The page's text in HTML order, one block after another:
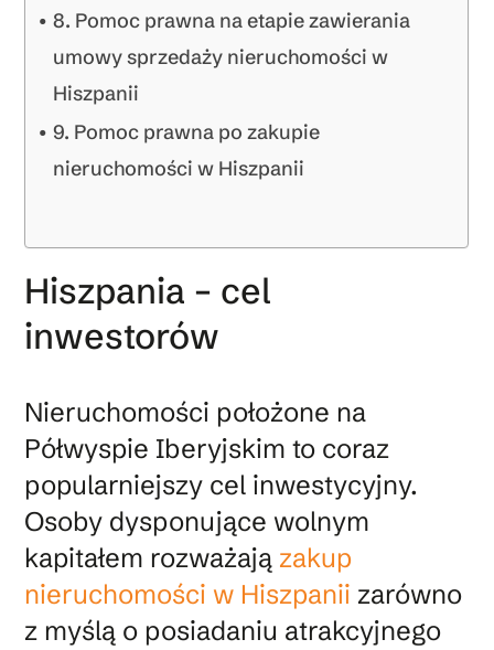
8. Pomoc prawna na etapie zawierania
umowy sprzedaży nieruchomości w
Hiszpanii
9. Pomoc prawna po zakupie
nieruchomości w Hiszpanii
Hiszpania – cel
inwestorów
Nieruchomości położone na
Półwyspie Iberyjskim to coraz
popularniejszy cel inwestycyjny.
Osoby dysponujące wolnym
kapitałem rozważają zakup
nieruchomości w Hiszpanii zarówno
z myślą o posiadaniu atrakcyjnego